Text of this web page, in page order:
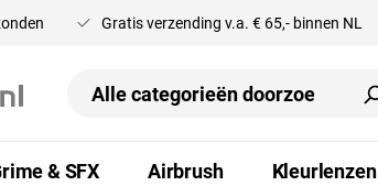
Gratis verzending v.a. € 65,- binnen NL
& SFX Airbrush Kleurlenzen